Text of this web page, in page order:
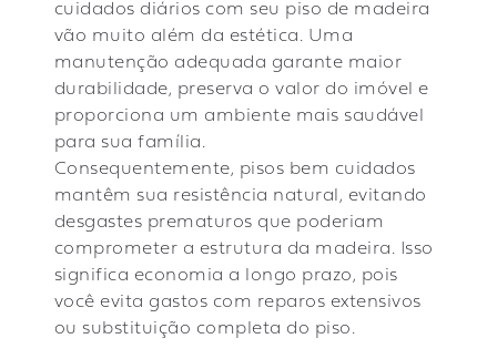
cuidados diários com seu piso de madeira
vão muito além da estética. Uma
manutenção adequada garante maior
durabilidade, preserva o valor do imóvel e
proporciona um ambiente mais saudável
para sua família.
Consequentemente, pisos bem cuidados
mantêm sua resistência natural, evitando
desgastes prematuros que poderiam
comprometer a estrutura da madeira. Isso
significa economia a longo prazo, pois
você evita gastos com reparos extensivos
ou substituição completa do piso.